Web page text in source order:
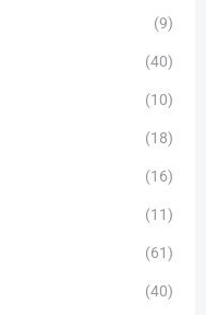
(9)
(40)
(10)
(18)
(16)
(11)
(61)
(40)